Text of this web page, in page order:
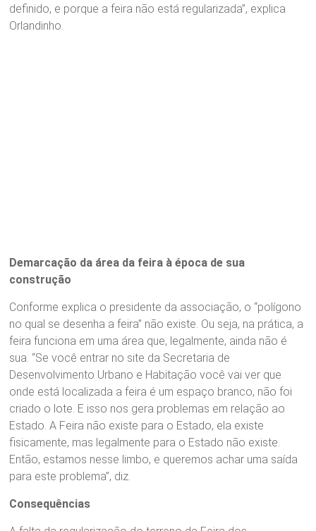
definido, e porque a feira não está regularizada”, explica
Orlandinho.
Demarcação da área da feira à época de sua
construção
Conforme explica o presidente da associação, o “polígono
no qual se desenha a feira” não existe. Ou seja, na prática, a
feira funciona em uma área que, legalmente, ainda não é
sua. “Se você entrar no site da Secretaria de
Desenvolvimento Urbano e Habitação você vai ver que
onde está localizada a feira é um espaço branco, não foi
criado o lote. E isso nos gera problemas em relação ao
Estado. A Feira não existe para o Estado, ela existe
fisicamente, mas legalmente para o Estado não existe.
Então, estamos nesse limbo, e queremos achar uma saída
para este problema”, diz.
Consequências